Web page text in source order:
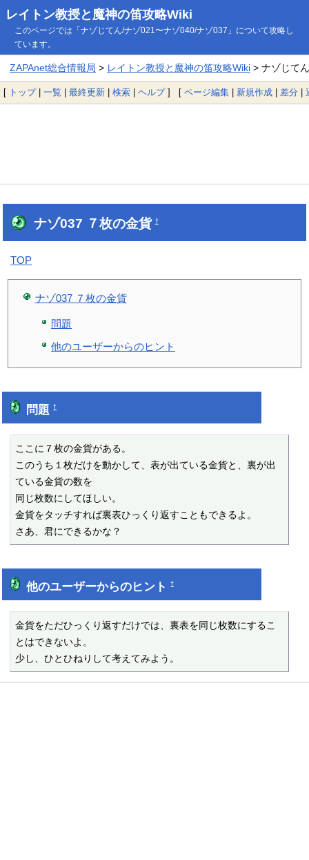
レイトン教授と魔神の笛攻略Wiki
このページでは「ナゾじてん/ナゾ021〜ナゾ040/ナゾ037」について攻略し
ています。
ZAPAnet総合情報局 > レイトン教授と魔神の笛攻略Wiki> ナゾじて
[ トップ| 一覧 | 最終更新 | 検索 | ヘルプ] [ ページ編集 | 新規作成 | 差分 |
ナゾ037 ７枚の金貨†
TOP
ナゾ037 ７枚の金貨
問題
他のユーザーからのヒント
問題†
ここに７枚の金貨がある。
このうち１枚だけを動かして、表が出ている金貨と、裏が出
ている金貨の数を
同じ枚数にしてほしい。
金貨をタッチすれば裏表ひっくり返すこともできるよ。
さあ、君にできるかな？
他のユーザーからのヒント†
金貨をただひっくり返すだけでは、裏表を同じ枚数にするこ
とはできないよ。
少し、ひとひねりして考えてみよう。